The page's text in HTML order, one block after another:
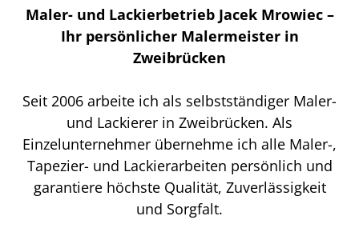
Maler- und Lackierbetrieb Jacek Mrowiec –
Ihr persönlicher Malermeister in
Zweibrücken
Seit 2006 arbeite ich als selbstständiger Maler-
und Lackierer in Zweibrücken. Als
Einzelunternehmer übernehme ich alle Maler-,
Tapezier- und Lackierarbeiten persönlich und
garantiere höchste Qualität, Zuverlässigkeit
und Sorgfalt.